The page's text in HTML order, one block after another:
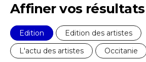
Prénom
Affiner vos résultats
Edition
Edition des artistes
L'actu des artistes
Occitanie